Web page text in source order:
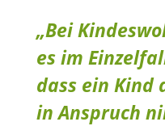
„Bei
es im
dass ein Kind
in Anspruch